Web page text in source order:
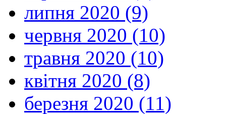
липня 2020 (9)
червня 2020 (10)
травня 2020 (10)
квітня 2020 (8)
березня 2020 (11)